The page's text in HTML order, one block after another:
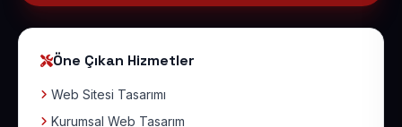
Öne Çıkan Hizmetler
Web Sitesi Tasarımı
Kurumsal Web Tasarım